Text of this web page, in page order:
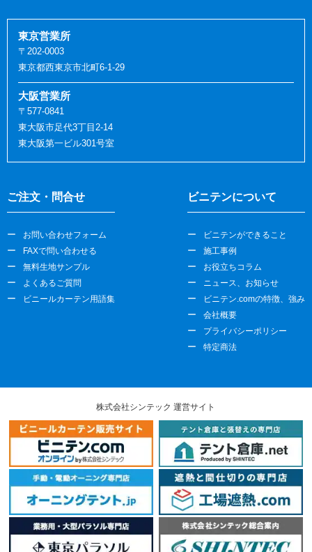
ご注文・問合せ
お問い合わせフォーム
FAXで問い合わせる
無料生地サンプル
よくあるご質問
ビニールカーテン用語集
ビニテンについて
ビニテンができること
施工事例
お役立ちコラム
ニュース、お知らせ
ビニテン.comの特徴、強み
会社概要
プライバシーポリシー
特定商法
東京営業所
〒202-0003
東京都西東京市北町6-1-29
大阪営業所
〒577-0841
東大阪市足代3丁目2-14
東大阪第一ビル301号室
株式会社シンテック 運営サイト